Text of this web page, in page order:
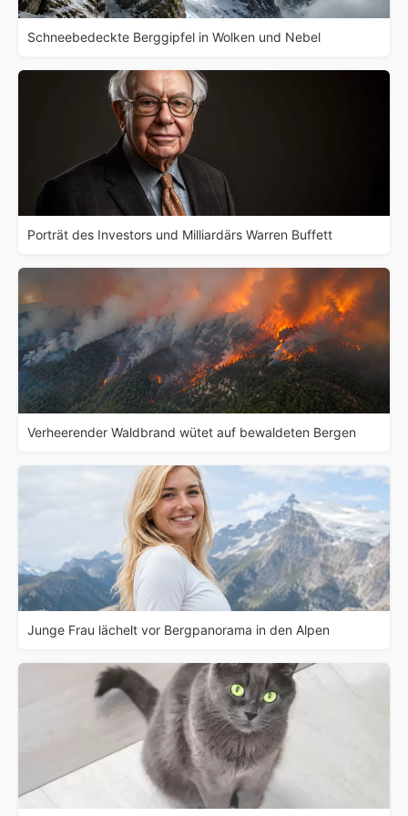
Schneebedeckte Berggipfel in Wolken und Nebel
Porträt des Investors und Milliardärs Warren Buffett
Verheerender Waldbrand wütet auf bewaldeten Bergen
Junge Frau lächelt vor Bergpanorama in den Alpen